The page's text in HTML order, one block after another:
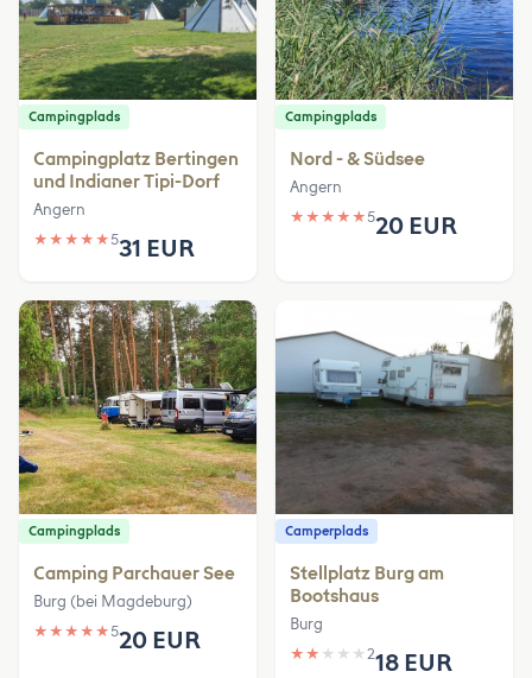
Campingplads
Campingplatz Bertingen
und Indianer Tipi-Dorf
Angern
★ ★ ★ ★ ★531 EUR
Campingplads
Nord - & Südsee
Angern
★ ★ ★ ★ ★520 EUR
Campingplads
Camping Parchauer See
Burg (bei Magdeburg)
★ ★ ★ ★ ★520 EUR
Camperplads
Stellplatz Burg am
Bootshaus
Burg
★ ★ ★ ★ ★ 218 EUR